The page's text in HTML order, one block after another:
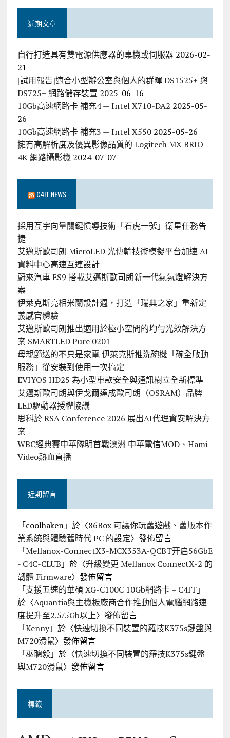
近期文章
自行打造具有雙電源供應器的桌機或伺服器 2026-02-
21
[試用報告]適合小型辦公室與個人的群暉 DS1525+ 與
DS725+ 網路儲存裝置 2025-06-16
10Gb高速網路卡 補充4 — Intel X710-DA2 2025-05-
26
10Gb高速網路卡 補充3 — Intel X550 2025-05-26
擁有高解析度及優異影像品質的 Logitech MX BRIO
4K 網路攝影機 2024-07-07
C4IT NEWS
採用互宇向量關鍵慣導技術「石虎一號」衛星任務告
捷
艾邁斯歐司朗 MicroLED 光傳輸技術模擬平台加速 AI
資料中心高速互連設計
蔚來汽車 ES9 搭載艾邁斯歐司朗新一代氣氛燈解決方
案
伊萊克斯亮相米蘭設計週，打造「瑞典之家」重新定
義感官體驗
艾邁斯歐司朗推出適用於極小空間的均勻光效解決方
案 SMARTLED Pure 0201
母親節送的不只是家電 伊萊克斯推洗碗機「碗全啟動
服務」從安裝到使用一次搞定
EVIYOS HD25 為小型車款安全與通訊樹立全新標準
艾邁斯歐司朗與伊戈爾達成歐司朗（OSRAM）品牌
LED驅動器授權協議
思科於 RSA Conference 2026 展出AI代理資安解決方
案
WBC經典賽中華隊明首戰澳洲 中華電信MOD、Hami
Video熱血直播
近期留言
「coolhaken」於〈86Box 可讓你玩舊遊戲、舊版本作
業系統與體驗舊時代 PC 的設定〉發佈留言
「Mellanox-ConnectX3-MCX353A-QCBT开启56GbE
- C4C-CLUB 」於〈升級變更 Mellanox ConnectX-2 的
韌體 Firmware〉發佈留言
「支援五速的華碩 XG-C100C 10Gb網路卡 – C4IT」
於〈Aquantia與主機板廠商合作推動個人電腦網路速
度提升至2.5/5Gb以上〉發佈留言
「Kenny」於〈快速切換不同裝置的羅技K375s鍵盤與
M720滑鼠〉發佈留言
「巫聰毅」於〈快速切換不同裝置的羅技K375s鍵盤
與M720滑鼠〉發佈留言
標籤